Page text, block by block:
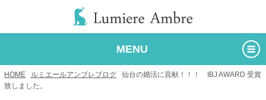
MENU
HOME ルミエールアンブレブログ
仙台の婚活に貢献！！！ IBJ AWARD 受賞
致しました。